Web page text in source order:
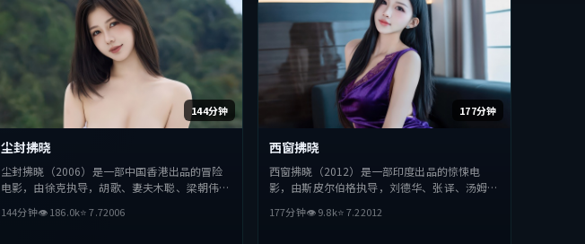
144分钟
尘封拂晓
尘封拂晓（2006）是一部中国香港出品的冒险
电影，由徐克执导，胡歌、妻夫木聪、梁朝伟等
与抉择，节奏张弛有度，适合喜欢该类型的观众
144分钟👁186.0k⭐7.72006
177分钟
西窗拂晓
西窗拂晓（2012）是一部印度出品的惊悚电
影，由斯皮尔伯格执导，刘德华、张译、汤姆·
讨人性与抉择，节奏张弛有度，适合喜欢该类型
177分钟👁9.8k⭐7.22012